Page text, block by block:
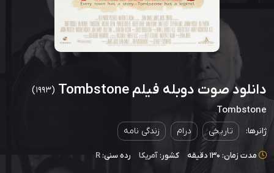
دانلود صوت دوبله فیلم Tombstone (1993)
Tombstone
ژانرها: تاریخی درام زندگی نامه
مدت زمان: 130 دقیقه کشور:آمریکا رده سنی:R